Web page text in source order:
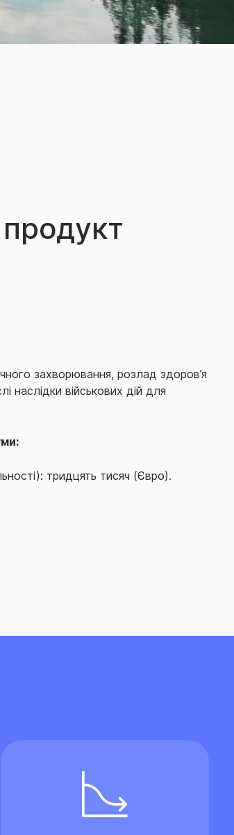
захворювання, розлад здоров’я
наслідки військових дій для
тридцять тисяч (Євро).